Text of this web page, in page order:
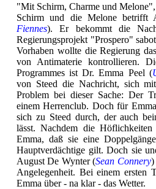
"Mit Schirm, Charme und Melone",
Schirm und die Melone betrifft
Fiennes). Er bekommt die
Regierungsprojekt "Prospero"
Vorhaben wollte die Regierung
von Antimaterie kontrollieren.
Programmes ist Dr. Emma Peel (
von Steed die Nachricht, sich
Problem bei dieser Sache: Der
einem Herrenclub. Doch für
sich zu Steed durch, der auch
lässt. Nachdem die Höflichkeiten
Emma, daß sie eine
Hauptverdächtige gilt. Doch sie
August De Wynter (Sean Connery)
Angelegenheit. Bei einem ersten
Emma über - na klar - das Wetter.